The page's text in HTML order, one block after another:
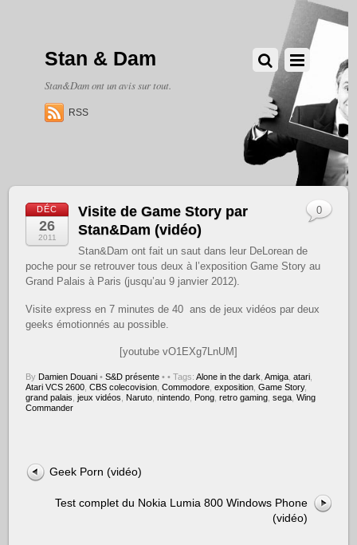
Stan & Dam
Stan&Dam ont un avis sur tout.
RSS
DÉC
26
2011
Visite de Game Story par
Stan&Dam (vidéo)
Stan&Dam ont fait un saut dans leur DeLorean de
poche pour se retrouver tous deux à l’exposition Game Story au
Grand Palais à Paris (jusqu’au 9 janvier 2012).
Visite express en 7 minutes de 40 ans de jeux vidéos par deux
geeks émotionnés au possible.
[youtube vO1EXg7LnUM]
By Damien Douani • S&D présente •
0
• Tags:Alone in the dark ,Amiga ,atari
Atari VCS 2600 ,CBS colecovision ,Commodore ,exposition ,Game Story,
grand palais ,jeux vidéos Naruto ,nintendo Pong ,retro gaming ,sega ,Wing
Commander
Geek Porn (vidéo)
Test complet du Nokia Lumia 800 Windows Phone
(vidéo)